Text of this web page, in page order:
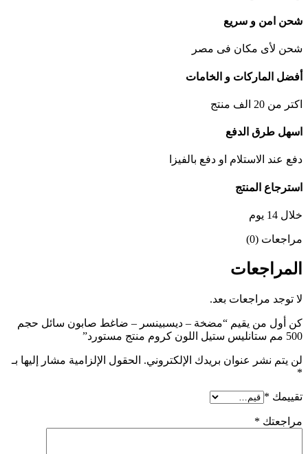
شحن امن و سريع
شحن لأى مكان فى مصر
أفضل الماركات و الخامات
اكتر من 20 الف منتج
اسهل طرق الدفع
دفع عند الاستلام او دفع بالفيزا
استرجاع المنتج
خلال 14 يوم
مراجعات (0)
المراجعات
لا توجد مراجعات بعد.
كن أول من يقيم “مضخة – ديسبينسر – ضاغط صابون سائل حجم
500 مم ستانليس ستيل اللون كروم منتج مستورد”
لن يتم نشر عنوان بريدك الإلكتروني. الحقول الإلزامية مشار إليها بـ
*
تقييمك *
مراجعتك *